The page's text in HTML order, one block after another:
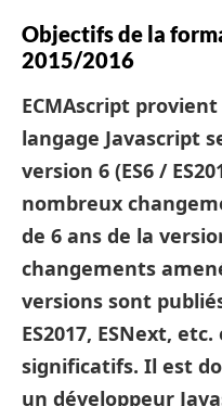
Objectifs de la
2015/2016
ECMAscript
langage Javascript
version 6 (ES6 /
nombreux
de 6 ans de la
changements
versions sont
ES2017, ESNext,
significatifs. Il est
un développeur